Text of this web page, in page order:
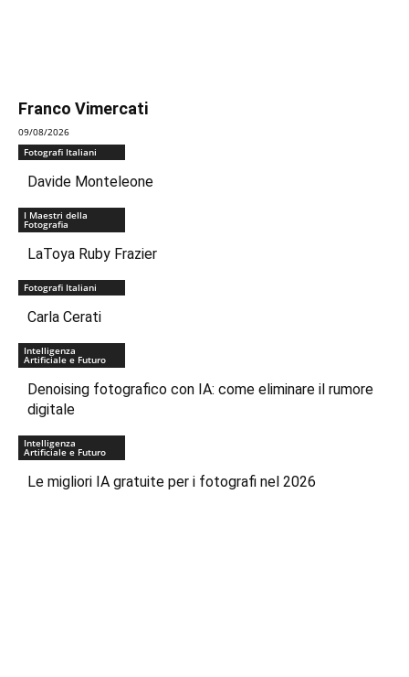
Franco Vimercati
09/08/2026
Fotografi Italiani
Davide Monteleone
I Maestri della
Fotografia
LaToya Ruby Frazier
Fotografi Italiani
Carla Cerati
Intelligenza
Artificiale e Futuro
Denoising fotografico con IA: come eliminare il rumore
digitale
Intelligenza
Artificiale e Futuro
Le migliori IA gratuite per i fotografi nel 2026